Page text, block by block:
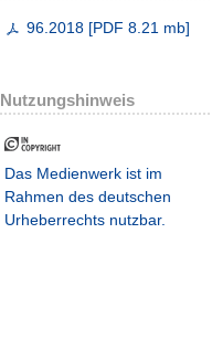
96.2018 [PDF 8.21 mb]
Nutzungshinweis
Das Medienwerk ist im
Rahmen des deutschen
Urheberrechts nutzbar.